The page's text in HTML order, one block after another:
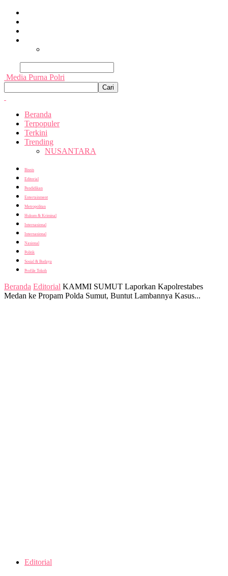
Media Purna Polri
Beranda
Terpopuler
Terkini
Trending
NUSANTARA
Bisnis
Editorial
Pendidikan
Entertainment
Metropolitan
Hukum & Kriminal
Internasional
Internasional
Nasional
Politik
Sosial & Budaya
Profile Tokoh
Beranda Editorial KAMMI SUMUT Laporkan Kapolrestabes
Medan ke Propam Polda Sumut, Buntut Lambannya Kasus...
Editorial